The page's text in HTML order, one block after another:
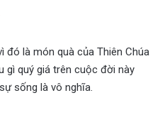
đó là món quà của Thiên Chúa
gì quý giá trên cuộc đời này
sống là vô nghĩa.